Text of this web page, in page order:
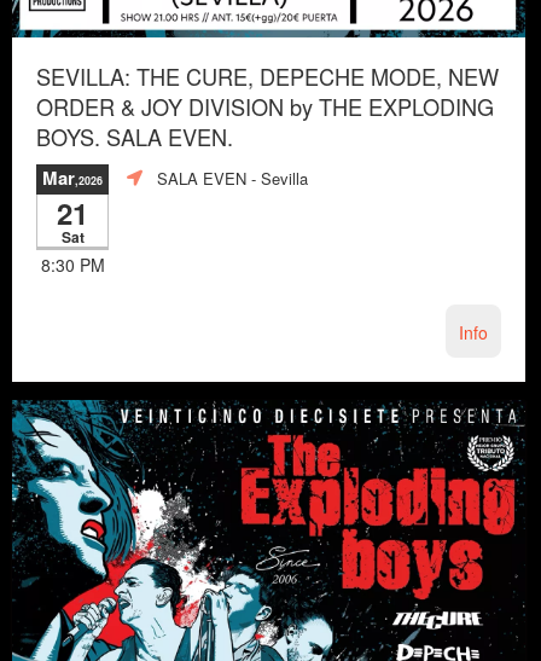
SEVILLA: THE CURE, DEPECHE MODE, NEW
ORDER & JOY DIVISION by THE EXPLODING
BOYS. SALA EVEN.
Mar,2026
21
Sat
8:30 PM
SALA EVEN - Sevilla
Info